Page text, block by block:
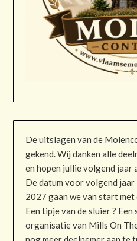
De uitslagen van de
gekend. Wij danken alle
en hopen jullie volgend jaar
De datum voor volgend jaar
2027 gaan we van start met
Een tipje van de sluier ?
organisatie van Mills On